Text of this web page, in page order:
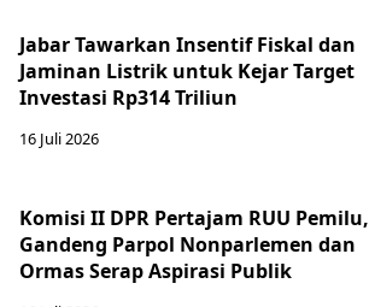
Jabar Tawarkan Insentif Fiskal dan
Jaminan Listrik untuk Kejar Target
Investasi Rp314 Triliun
16 Juli 2026
Komisi II DPR Pertajam RUU Pemilu,
Gandeng Parpol Nonparlemen dan
Ormas Serap Aspirasi Publik